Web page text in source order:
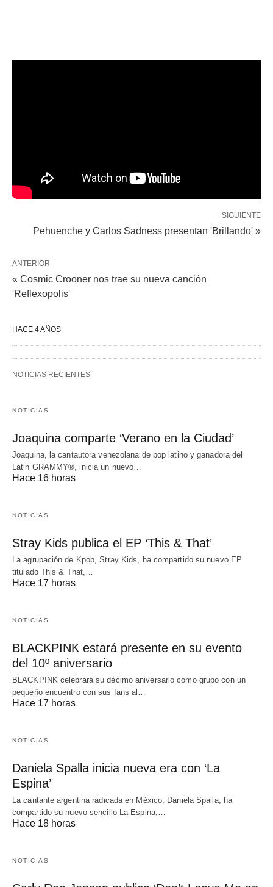
SIGUIENTE
Pehuenche y Carlos Sadness presentan 'Brillando' »
ANTERIOR
« Cosmic Crooner nos trae su nueva canción
'Reflexopolis'
HACE 4 AÑOS
NOTICIAS RECIENTES
NOTICIAS
Joaquina comparte ‘Verano en la Ciudad’
Joaquina, la cantautora venezolana de pop latino y ganadora del
Latin GRAMMY®, inicia un nuevo…
Hace 16 horas
NOTICIAS
Stray Kids publica el EP ‘This & That’
La agrupación de Kpop, Stray Kids, ha compartido su nuevo EP
titulado This & That,…
Hace 17 horas
NOTICIAS
BLACKPINK estará presente en su evento
del 10º aniversario
BLACKPINK celebrará su décimo aniversario como grupo con un
pequeño encuentro con sus fans al…
Hace 17 horas
NOTICIAS
Daniela Spalla inicia nueva era con ‘La
Espina’
La cantante argentina radicada en México, Daniela Spalla, ha
compartido su nuevo sencillo La Espina,…
Hace 18 horas
NOTICIAS